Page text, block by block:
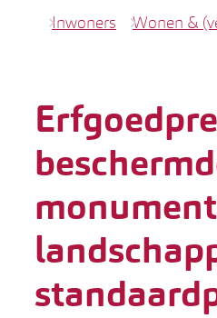
Startpagina
Inwoners Wonen &